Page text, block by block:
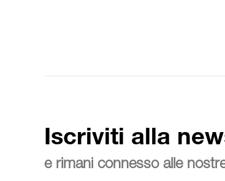
Iscriviti alla
e rimani connesso alle